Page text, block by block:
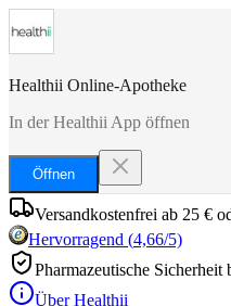
Healthii Online-Apotheke
In der Healthii App öffnen
Öffnen
Versandkostenfrei ab 25 €
Hervorragend (4,66/5)
Pharmazeutische Sicherheit
Über Healthii